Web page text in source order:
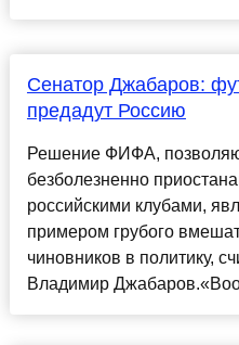
Сенатор Джабаров:
предадут Россию
Решение ФИФА,
безболезненно
российскими клубами,
примером грубого
чиновников в политику,
Владимир